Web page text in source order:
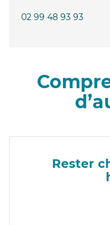
02 99 48 93 93
Rester